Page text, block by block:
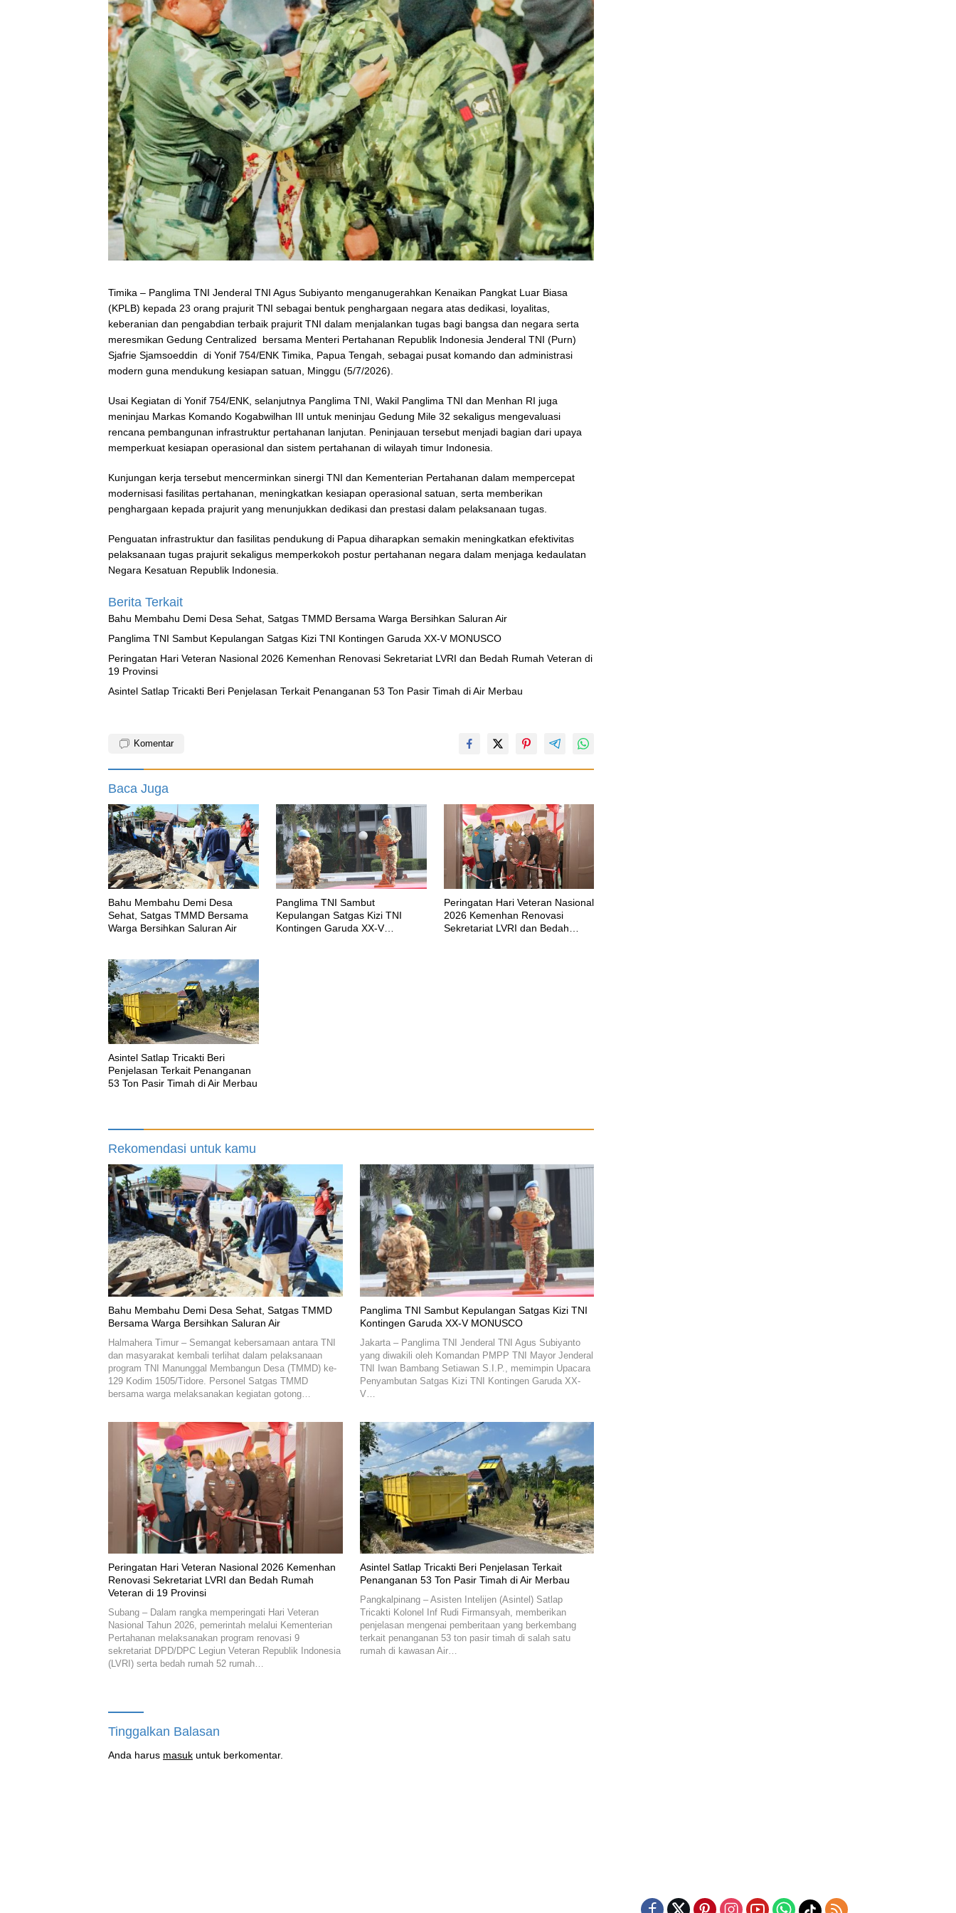
Timika – Panglima TNI Jenderal TNI Agus Subiyanto menganugerahkan Kenaikan Pangkat Luar Biasa
(KPLB) kepada 23 orang prajurit TNI sebagai bentuk penghargaan negara atas dedikasi, loyalitas,
keberanian dan pengabdian terbaik prajurit TNI dalam menjalankan tugas bagi bangsa dan negara serta
meresmikan Gedung Centralized bersama Menteri Pertahanan Republik Indonesia Jenderal TNI (Purn)
Sjafrie Sjamsoeddin di Yonif 754/ENK Timika, Papua Tengah, sebagai pusat komando dan administrasi
modern guna mendukung kesiapan satuan, Minggu (5/7/2026).
Usai Kegiatan di Yonif 754/ENK, selanjutnya Panglima TNI, Wakil Panglima TNI dan Menhan RI juga
meninjau Markas Komando Kogabwilhan III untuk meninjau Gedung Mile 32 sekaligus mengevaluasi
rencana pembangunan infrastruktur pertahanan lanjutan. Peninjauan tersebut menjadi bagian dari upaya
memperkuat kesiapan operasional dan sistem pertahanan di wilayah timur Indonesia.
Kunjungan kerja tersebut mencerminkan sinergi TNI dan Kementerian Pertahanan dalam mempercepat
modernisasi fasilitas pertahanan, meningkatkan kesiapan operasional satuan, serta memberikan
penghargaan kepada prajurit yang menunjukkan dedikasi dan prestasi dalam pelaksanaan tugas.
Penguatan infrastruktur dan fasilitas pendukung di Papua diharapkan semakin meningkatkan efektivitas
pelaksanaan tugas prajurit sekaligus memperkokoh postur pertahanan negara dalam menjaga kedaulatan
Negara Kesatuan Republik Indonesia.
Berita Terkait
Bahu Membahu Demi Desa Sehat, Satgas TMMD Bersama Warga Bersihkan Saluran Air
Panglima TNI Sambut Kepulangan Satgas Kizi TNI Kontingen Garuda XX-V MONUSCO
Peringatan Hari Veteran Nasional 2026 Kemenhan Renovasi Sekretariat LVRI dan Bedah Rumah Veteran di
19 Provinsi
Asintel Satlap Tricakti Beri Penjelasan Terkait Penanganan 53 Ton Pasir Timah di Air Merbau
Komentar
Baca Juga
Bahu Membahu Demi Desa
Sehat, Satgas TMMD Bersama
Warga Bersihkan Saluran Air
Panglima TNI Sambut
Kepulangan Satgas Kizi TNI
Kontingen Garuda XX-V
Peringatan Hari Veteran Nasional
2026 Kemenhan Renovasi
Sekretariat LVRI dan Bedah
Asintel Satlap Tricakti Beri
Penjelasan Terkait Penanganan
53 Ton Pasir Timah di Air Merbau
Rekomendasi untuk kamu
Bahu Membahu Demi Desa Sehat, Satgas TMMD
Bersama Warga Bersihkan Saluran Air
Halmahera Timur – Semangat kebersamaan antara TNI
dan masyarakat kembali terlihat dalam pelaksanaan
program TNI Manunggal Membangun Desa (TMMD) ke-
129 Kodim 1505/Tidore. Personel Satgas TMMD
bersama warga melaksanakan kegiatan gotong…
Panglima TNI Sambut Kepulangan Satgas Kizi TNI
Kontingen Garuda XX-V MONUSCO
Jakarta – Panglima TNI Jenderal TNI Agus Subiyanto
yang diwakili oleh Komandan PMPP TNI Mayor Jenderal
TNI Iwan Bambang Setiawan S.I.P., memimpin Upacara
Penyambutan Satgas Kizi TNI Kontingen Garuda XX-
V…
Peringatan Hari Veteran Nasional 2026 Kemenhan
Renovasi Sekretariat LVRI dan Bedah Rumah
Veteran di 19 Provinsi
Subang – Dalam rangka memperingati Hari Veteran
Nasional Tahun 2026, pemerintah melalui Kementerian
Pertahanan melaksanakan program renovasi 9
sekretariat DPD/DPC Legiun Veteran Republik Indonesia
(LVRI) serta bedah rumah 52 rumah…
Asintel Satlap Tricakti Beri Penjelasan Terkait
Penanganan 53 Ton Pasir Timah di Air Merbau
Pangkalpinang – Asisten Intelijen (Asintel) Satlap
Tricakti Kolonel Inf Rudi Firmansyah, memberikan
penjelasan mengenai pemberitaan yang berkembang
terkait penanganan 53 ton pasir timah di salah satu
rumah di kawasan Air…
Tinggalkan Balasan
Anda harus masuk untuk berkomentar.